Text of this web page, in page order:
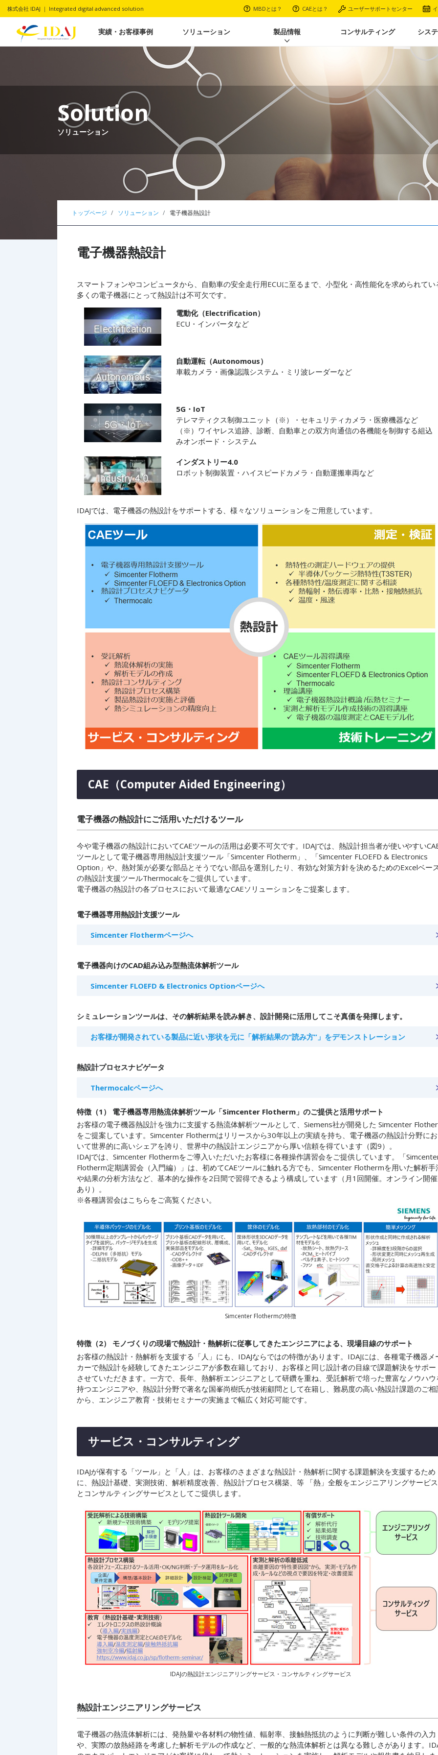
株式会社 IDAJ ｜ Integrated digital advanced solution MBDとは？ CAEとは？ ユーザーサポートセンター
実績・お客様事例 ソリューション 製品情報 コンサルティング シス
Solution
ソリューション
トップページ ソリューション 電子機器熱設計
電子機器熱設計
スマートフォンやコンピュータから、自動車の安全走行用ECUに至るまで、小型化・高性能化を求められてい
多くの電子機器にとって熱設計は不可欠です。
電動化（Electrification）
ECU・インバータなど
自動運転（Autonomous）
車載カメラ・画像認識システム・ミリ波レーダーなど
5G・IoT
テレマティクス制御ユニット（※）・セキュリティカメラ・医療機器など
（※）ワイヤレス追跡、診断、自動車との双方向通信の各機能を制御する組込
みオンボード・システム
インダストリー4.0
ロボット制御装置・ハイスピードカメラ・自動運搬車両など
IDAJでは、電子機器の熱設計をサポートする、様々なソリューションをご用意しています。
CAE（Computer Aided Engineering）
電子機器の熱設計にご活用いただけるツール
今や電子機器の熱設計においてCAEツールの活用は必要不可欠です。IDAJでは、熱設計担当者が使いやすい
ツールとして電子機器専用熱設計支援ツール「Simcenter Flotherm」、「Simcenter FLOEFD & Electronics
Option」や、熱対策が必要な部品とそうでない部品を選別したり、有効な対策方針を決めるためのExcelベー
の熱設計支援ツールThermocalcをご提供しています。
電子機器の熱設計の各プロセスにおいて最適なCAEソリューションをご提案します。
電子機器専用熱設計支援ツール
Simcenter Flothermページへ
電子機器向けのCAD組み込み型熱流体解析ツール
Simcenter FLOEFD & Electronics Optionページへ
シミュレーションツールは、その解析結果を読み解き、設計開発に活用してこそ真価を発揮します。
お客様が開発されている製品に近い形状を元に「解析結果の“読み方”」をデモンストレーション
熱設計プロセスナビゲータ
Thermocalcページへ
特徴（1） 電子機器専用熱流体解析ツール「Simcenter Flotherm」のご提供と活用サポート
お客様の電子機器熱設計を強力に支援する熱流体解析ツールとして、Siemens社が開発した Simcenter
をご提案しています。Simcenter Flothermはリリースから30年以上の実績を持ち、電子機器の熱設計分野にお
いて世界的に高いシェアを誇り、世界中の熱設計エンジニアから厚い信頼を得ています（図9）。
IDAJでは、Simcenter Flothermをご導入いただいたお客様に各種操作講習会をご提供しています。「
Flotherm定期講習会（入門編）」は、初めてCAEツールに触れる方でも、Simcenter Flothermを用いた解析手
や結果の分析方法など、基本的な操作を2日間で習得できるよう構成しています（月1回開催。オンライン開催
あり）。
※各種講習会はこちらをご高覧ください。
Simcenter Flothermの特徴
特徴（2） モノづくりの現場で熱設計・熱解析に従事してきたエンジニアによる、現場目線のサポート
お客様の熱設計・熱解析を支援する「人」にも、IDAJならではの特徴があります。IDAJには、各種電子機器メ
カーで熱設計を経験してきたエンジニアが多数在籍しており、お客様と同じ設計者の目線で課題解決をサポー
させていただきます。一方で、長年、熱解析エンジニアとして研鑽を重ね、受託解析で培った豊富なノウハウ
持つエンジニアや、熱設計分野で著名な国峯尚樹氏が技術顧問として在籍し、難易度の高い熱設計課題のご相
から、エンジニア教育・技術セミナーの実施まで幅広く対応可能です。
サービス・コンサルティング
IDAJが保有する「ツール」と「人」は、お客様のさまざまな熱設計・熱解析に関する課題解決を支援するため
に、熱設計基礎、実測技術、解析精度改善、熱設計プロセス構築、等 「熱」全般をエンジニアリングサービス
とコンサルティングサービスとしてご提供します。
IDAJの熱設計エンジニアリングサービス・コンサルティングサービス
熱設計エンジニアリングサービス
電子機器の熱流体解析には、発熱量や各材料の物性値、輻射率、接触熱抵抗のように判断が難しい条件の入力
や、実際の放熱経路を考慮した解析モデルの作成など、一般的な熱流体解析とは異なる難しさがあります。